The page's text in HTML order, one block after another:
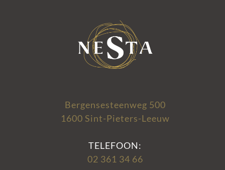
Bergensesteenweg 500
1600 Sint-Pieters-Leeuw
TELEFOON:
02 361 34 66